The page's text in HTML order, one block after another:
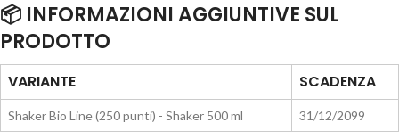
📦 INFORMAZIONI AGGIUNTIVE SUL
PRODOTTO
VARIANTE SCADENZA
Shaker Bio Line (250 punti) - Shaker 500 ml 31/12/2099